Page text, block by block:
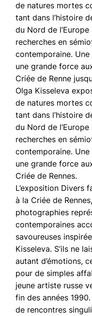
de natures mortes
tant dans l’histoire
du Nord de
recherches en
contemporaine.
une grande force
Criée de Renne
Olga Kisseleva
de natures mortes
tant dans l’histoire
du Nord de
recherches en
contemporaine.
une grande force
Criée de Rennes.
L’exposition Divers
à la Criée de
photographies
contemporaines
savoureuses
Kisseleva. S’ils ne
autant d’émotions,
pour de simples
jeune artiste russe
fin des années
de rencontres